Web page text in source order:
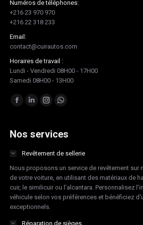
Numéros de téléphones:
+216 23 970 970
+216 22 318 233
Email:
contact@cuirautos.com
Horaires de travail :
Lundi - Vendredi 08H00 - 17H00
Samedi 08H00 - 13H00
Trouvez nous sur :
Facebook
opens
new
window
LinkedIn
opens
new
window
Instagram
opens
new
window
Whatsapp
opens
new
window
Nos services
Revêtement de sellerie
Nous proposons un service de revêtement sur
de votre voiture, en utilisant des matériaux de
cuir, le similicuir ou l'alcantara. Personnalisez
véhicule selon vos préférences et bénéficiez
exceptionnels.
Réparation de sièges